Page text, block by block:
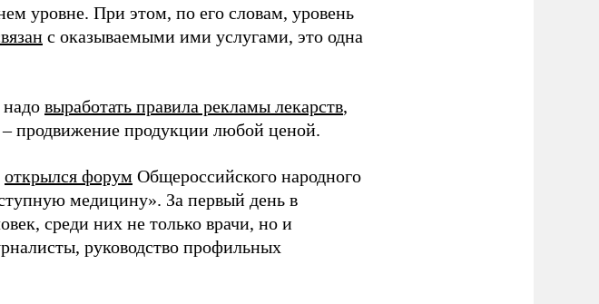
уровне. При этом, по его словам, уровень
с оказываемыми ими услугами, это одна
выработать правила рекламы лекарств,
– продвижение продукции любой ценой.
открылся форум Общероссийского народного
медицину». За первый день в
среди них не только врачи, но и
руководство профильных